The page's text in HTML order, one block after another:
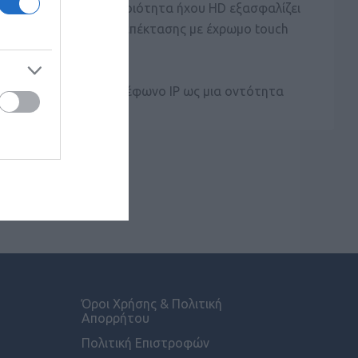
ενώ η εκπληκτική ποιότητα ήχου HD εξασφαλίζει
και δυνατότητα επέκτασης με έχρωμο touch
ορίζει το τηλέφωνο IP ως μια οντότητα
τελικού χρήστη.
Όροι Χρήσης & Πολιτική
Απορρήτου
Πολιτική Επιστροφών